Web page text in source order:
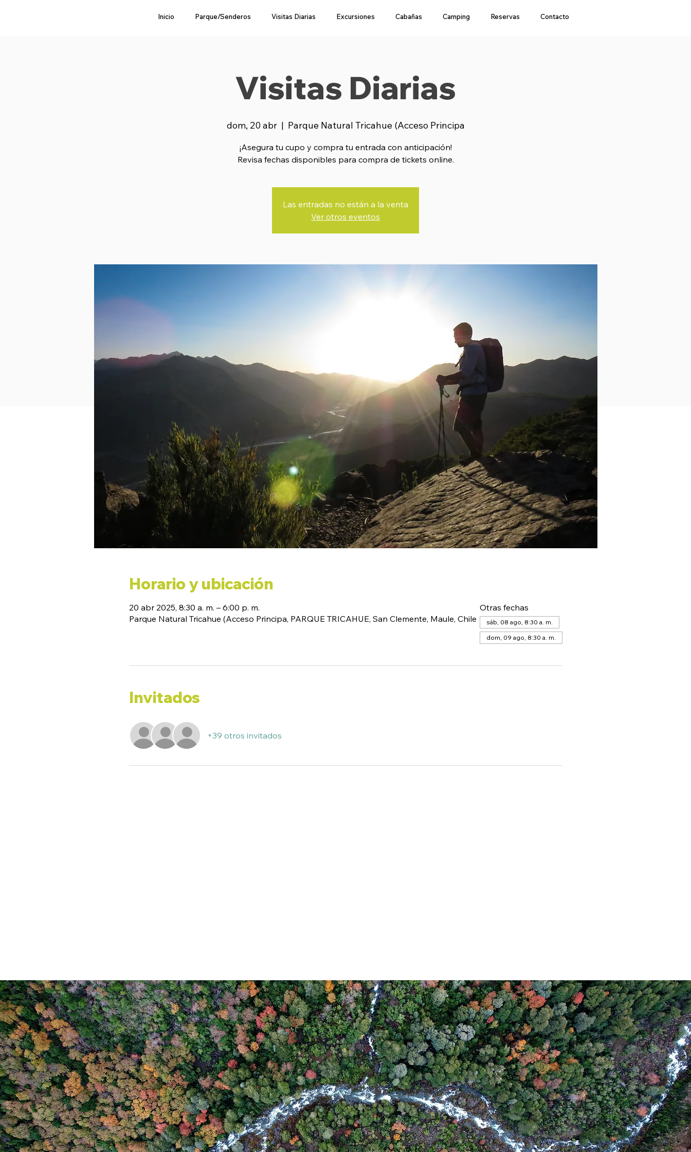
Inicio Parque/Senderos Visitas Diarias Excursiones Cabañas Camping Reservas Contacto
Visitas Diarias
dom, 20 abr
  |
Parque Natural Tricahue (Acceso Principa
¡Asegura tu cupo y compra tu entrada con anticipación!
Revisa fechas disponibles para compra de tickets online.
Las entradas no están a la venta
Ver otros eventos
Horario y ubicación
20 abr 2025, 8:30 a. m. – 6:00 p. m.
Parque Natural Tricahue (Acceso Principa, PARQUE TRICAHUE, San Clemente, Maule, Chile
Otras fechas
sáb, 08 ago, 8:30 a. m.
dom, 09 ago, 8:30 a. m.
Invitados
+39 otros invitados